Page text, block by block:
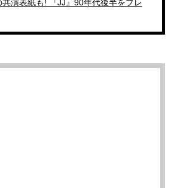
演表紙も! 『JJ』90年代後半をプレ